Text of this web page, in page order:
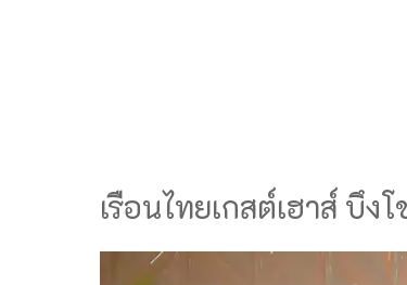
เรือนไทยเกสต์เฮาส์ บึง